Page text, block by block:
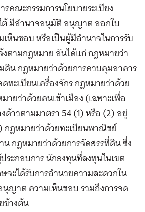
รคณะกรรมการนโยบายระเบียง
ต้ มีอำนาจอนุมัติ อนุญาต ออกใบ
ห็นชอบ หรือเป็นผู้มีอำนาจในการรับ
ตามกฎหมาย อันได้แก่ กฎหมายว่า
ดิน กฎหมายว่าด้วยการควบคุมอาคาร
ทะเบียนเครื่องจักร กฎหมายว่าด้วย
ยว่าด้วยคนเข้าเมือง (เฉพาะเพื่อ
าวตามมาตรา 54 (1) หรือ (2) อยู่
กฎหมายว่าด้วยทะเบียนพาณิชย์
น กฎหมายว่าด้วยการจัดสรรที่ดิน ซึ่ง
ระกอบการ นักลงทุนที่ลงทุนในเขต
ะได้รับการอำนวยความสะดวกใน
นุญาต ความเห็นชอบ รวมถึงการจด
ข้างต้น